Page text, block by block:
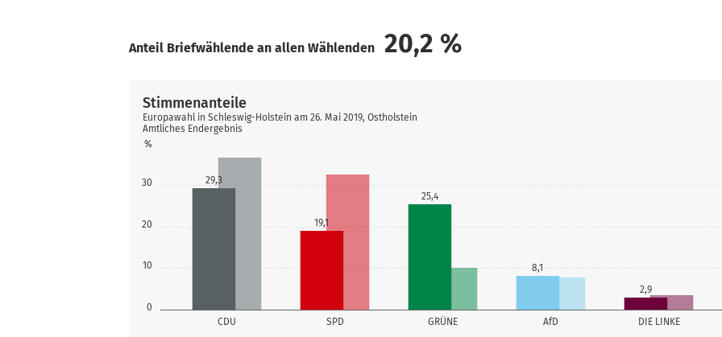
Anteil Briefwählende an allen Wählenden 20,2 %
0
10
20
30
%
CDU SPD GRÜNE AfD DIE LINKE
29,3
19,1
25,4
8,1
2,9
Stimmenanteile
Europawahl in Schleswig-Holstein am 26. Mai 2019, Ostholstein
Amtliches Endergebnis